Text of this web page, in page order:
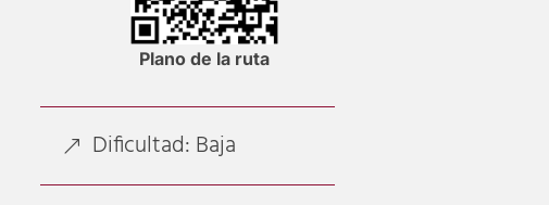
Plano de la ruta
& Dificultad: Baja